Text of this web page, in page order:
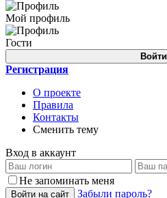
Мой профиль
Гости
Войти
Регистрация
О проекте
Правила
Контакты
Сменить тему
Вход в аккаунт
Не запоминать меня
Войти на сайт Забыли пароль?